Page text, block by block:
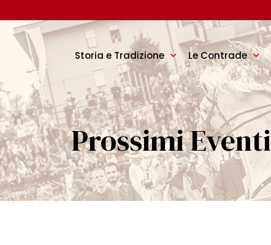
Storia e Tradizione Le Contrade
Prossimi Eventi